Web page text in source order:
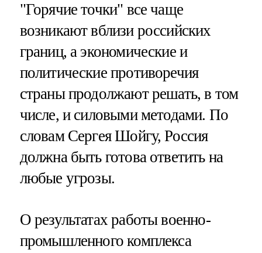
"Горячие точки" все чаще
возникают вблизи российских
границ, а экономические и
политические противоречия
страны продолжают решать, в том
числе, и силовыми методами. По
словам Сергея Шойгу, Россия
должна быть готова ответить на
любые угрозы.
О результатах работы военно-
промышленного комплекса